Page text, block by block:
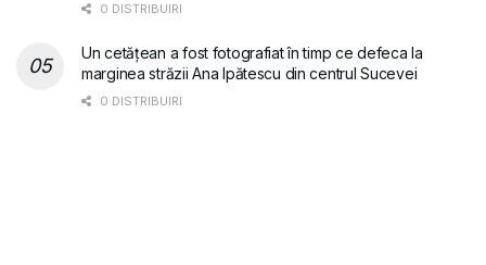
0 DISTRIBUIRI
Un cetățean a fost fotografiat în timp ce defeca la
marginea străzii Ana Ipătescu din centrul Sucevei
0 DISTRIBUIRI